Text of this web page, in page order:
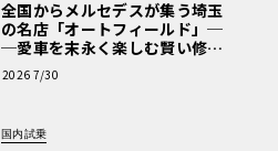
全国からメルセデスが集う埼玉
の名店「オートフィールド」─
─愛車を末永く楽しむ賢い修理
術と、プロがフックス製オイル
を選ぶ理由〈PR〉
2026 7/30
国内試乗